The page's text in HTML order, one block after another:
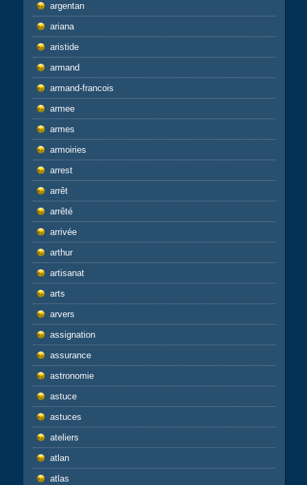
argentan
ariana
aristide
armand
armand-francois
armee
armes
armoiries
arrest
arrêt
arrêté
arrivée
arthur
artisanat
arts
arvers
assignation
assurance
astronomie
astuce
astuces
ateliers
atlan
atlas